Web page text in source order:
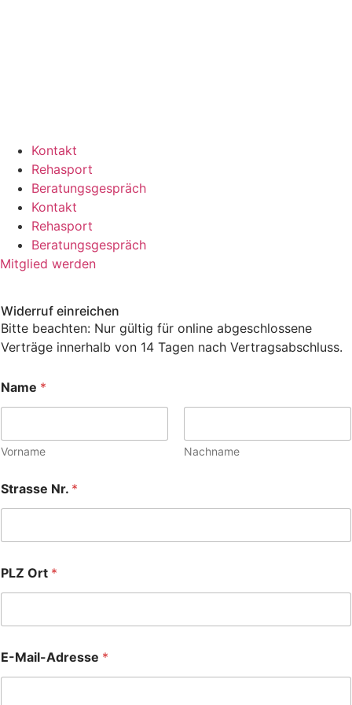
Kontakt
Rehasport
Beratungsgespräch
Kontakt
Rehasport
Beratungsgespräch
Mitglied werden
Widerruf einreichen
Bitte beachten: Nur gültig für online abgeschlossene
Verträge innerhalb von 14 Tagen nach Vertragsabschluss.
Name *
Vorname Nachname
Strasse Nr. *
PLZ Ort *
E-Mail-Adresse *